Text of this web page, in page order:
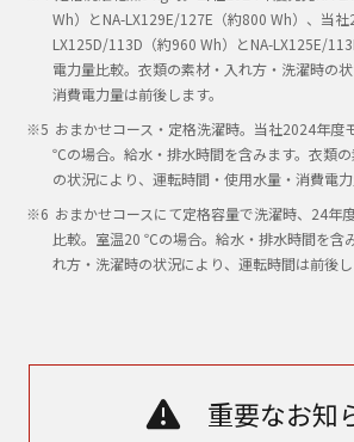
Wh）とNA-LX129E/127E（約800 Wh）、当
LX125D/113D（約960 Wh）とNA-LX125E/
電力量比較。衣類の素材・入れ方・洗濯時の
消費電力量は前後します。
おまかせコース・定格洗濯時。当社2024年度
℃の場合。給水・排水時間を含みます。衣類
の状況により、運転時間・使用水量・消費電力
おまかせコースにて定格容量で洗濯時、24年
比較。室温20 ℃の場合。給水・排水時間を含
れ方・洗濯時の状況により、運転時間は前後し
重要なお知